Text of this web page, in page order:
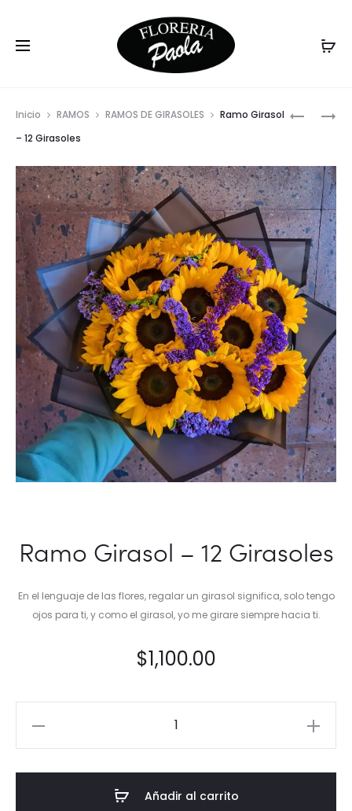
RAMO
6
RAMO
–
1
GIRASOL
6
ROSAS
Inicio RAMOS RAMOS DE GIRASOLES
Ramo Girasol
– 12 Girasoles
Ramo Girasol – 12 Girasoles
En el lenguaje de las flores, regalar un girasol significa, solo tengo
ojos para ti, y como el girasol, yo me girare siempre hacia ti.
$1,100.00
Añadir al carrito